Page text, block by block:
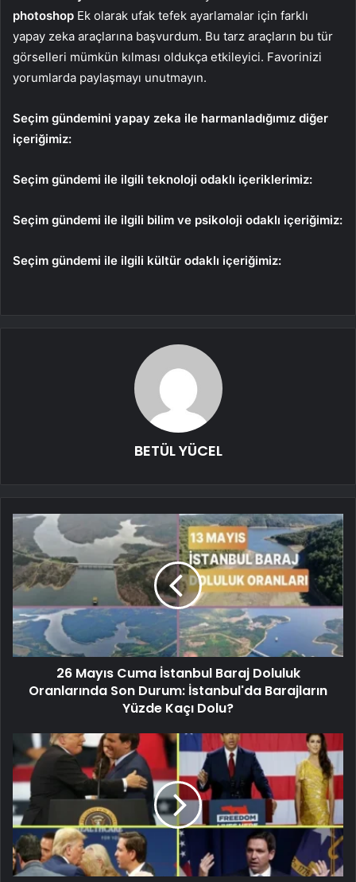
photoshop Ek olarak ufak tefek ayarlamalar için farklı
yapay zeka araçlarına başvurdum. Bu tarz araçların bu tür
görselleri mümkün kılması oldukça etkileyici. Favorinizi
yorumlarda paylaşmayı unutmayın.
Seçim gündemini yapay zeka ile harmanladığımız diğer
içeriğimiz:
Seçim gündemi ile ilgili teknoloji odaklı içeriklerimiz:
Seçim gündemi ile ilgili bilim ve psikoloji odaklı içeriğimiz:
Seçim gündemi ile ilgili kültür odaklı içeriğimiz:
BETÜL YÜCEL
26 Mayıs Cuma İstanbul Baraj Doluluk
Oranlarında Son Durum: İstanbul'da Barajların
Yüzde Kaçı Dolu?